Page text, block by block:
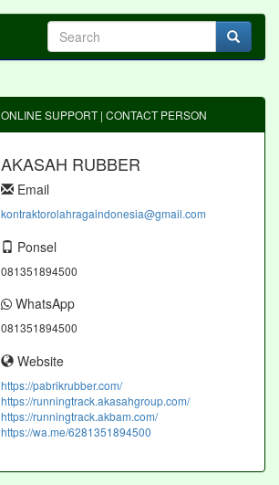
ONLINE SUPPORT | CONTACT PERSON
AKASAH RUBBER
Email
kontraktorolahragaindonesia@gmail.com
Ponsel
081351894500
WhatsApp
081351894500
Website
https://pabrikrubber.com/
https://runningtrack.akasahgroup.com/
https://runningtrack.akbam.com/
https://wa.me/6281351894500